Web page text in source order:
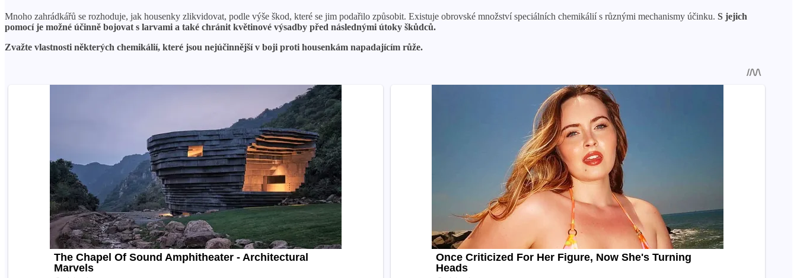
Mnoho zahrádkářů se rozhoduje, jak housenky zlikvidovat, podle výše škod, které se jim podařilo způsobit. Existuje obrovské množství speciálních chemikálií s různými mechanismy účinku. S jejich
pomocí je možné účinně bojovat s larvami a také chránit květinové výsadby před následnými útoky škůdců.
Zvažte vlastnosti některých chemikálií, které jsou nejúčinnější v boji proti housenkám napadajícím růže.